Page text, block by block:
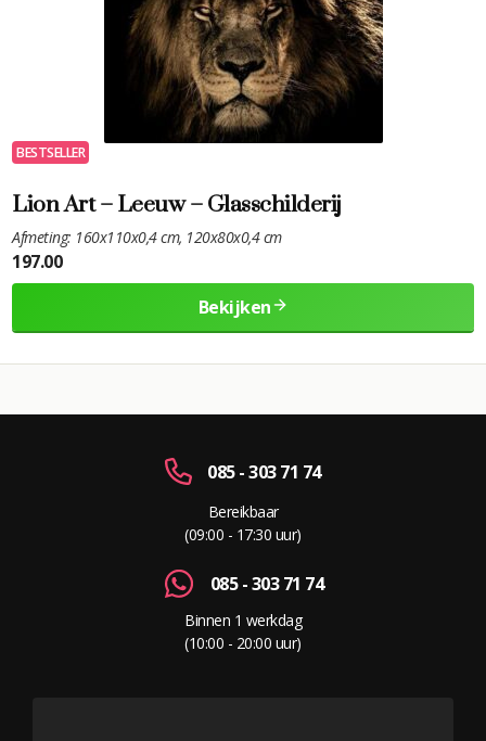
BESTSELLER
Lion Art – Leeuw – Glasschilderij
Afmeting: 160x110x0,4 cm, 120x80x0,4 cm
197.00
Bekijken
085 - 303 71 74
Bereikbaar
(09:00 - 17:30 uur)
085 - 303 71 74
Binnen 1 werkdag
(10:00 - 20:00 uur)